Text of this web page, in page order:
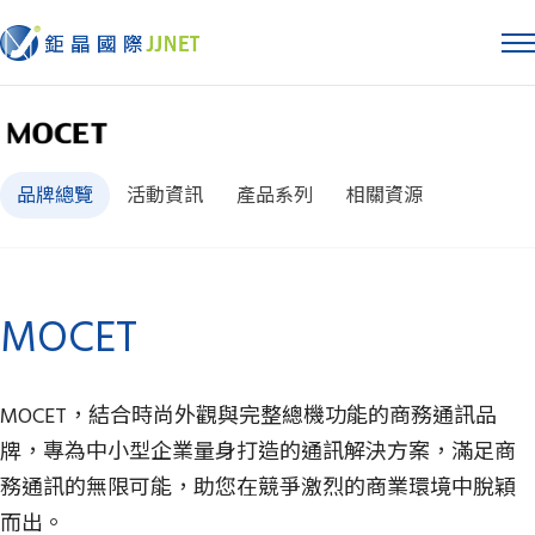
品牌總覽 活動資訊 產品系列 相關資源
MOCET
MOCET，結合時尚外觀與完整總機功能的商務通訊品
牌，專為中小型企業量身打造的通訊解決方案，滿足商
務通訊的無限可能，助您在競爭激烈的商業環境中脫穎
而出。